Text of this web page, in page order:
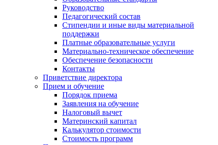
Руководство
Педагогический состав
Стипендии и иные виды материальной
поддержки
Платные образовательные услуги
Материально-техническое обеспечение
Обеспечение безопасности
Контакты
Приветствие директора
Прием и обучение
Порядок приема
Заявления на обучение
Налоговый вычет
Материнский капитал
Калькулятор стоимости
Стоимость программ